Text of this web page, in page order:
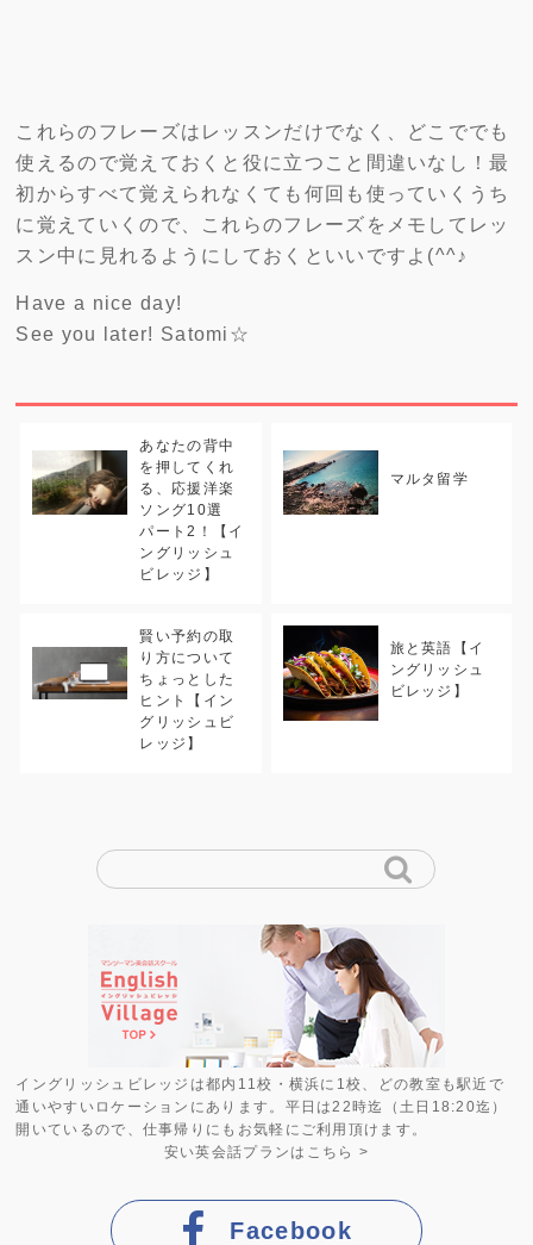
これらのフレーズはレッスンだけでなく、どこででも
使えるので覚えておくと役に立つこと間違いなし！最
初からすべて覚えられなくても何回も使っていくうち
に覚えていくので、これらのフレーズをメモしてレッ
スン中に見れるようにしておくといいですよ(^^♪
Have a nice day!
See you later! Satomi☆
あなたの背中
を押してくれ
る、応援洋楽
ソング10選
パート2！【イ
ングリッシュ
ビレッジ】
マルタ留学
賢い予約の取
り方について
ちょっとした
ヒント【イン
グリッシュビ
レッジ】
旅と英語【イ
ングリッシュ
ビレッジ】
イングリッシュビレッジは都内11校・横浜に1校、どの教室も駅近で
通いやすいロケーションにあります。平日は22時迄（土日18:20迄）
開いているので、仕事帰りにもお気軽にご利用頂けます。
安い英会話プラン はこちら >
Facebook